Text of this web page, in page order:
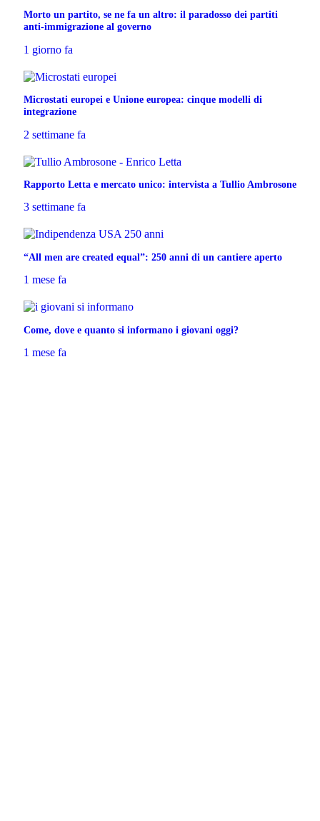
Morto un partito, se ne fa un altro: il paradosso dei partiti
anti-immigrazione al governo
1 giorno fa
Microstati europei e Unione europea: cinque modelli di
integrazione
2 settimane fa
Rapporto Letta e mercato unico: intervista a Tullio Ambrosone
3 settimane fa
“All men are created equal”: 250 anni di un cantiere aperto
1 mese fa
Come, dove e quanto si informano i giovani oggi?
1 mese fa